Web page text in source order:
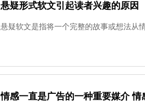
悬疑形式软文引起读者兴趣的原因
悬疑软文是指将一个完整的故事或想法从
情感一直是广告的一种重要媒介